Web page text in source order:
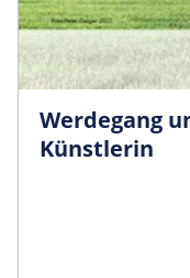
Werdegang
Künstlerin